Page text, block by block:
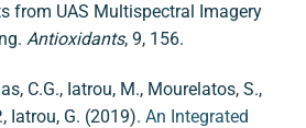
from UAS Multispectral Imagery
Antioxidants, 9, 156.
C.G., Iatrou, Μ., Mourelatos, S.,
Iatrou, G. (2019). An Integrated